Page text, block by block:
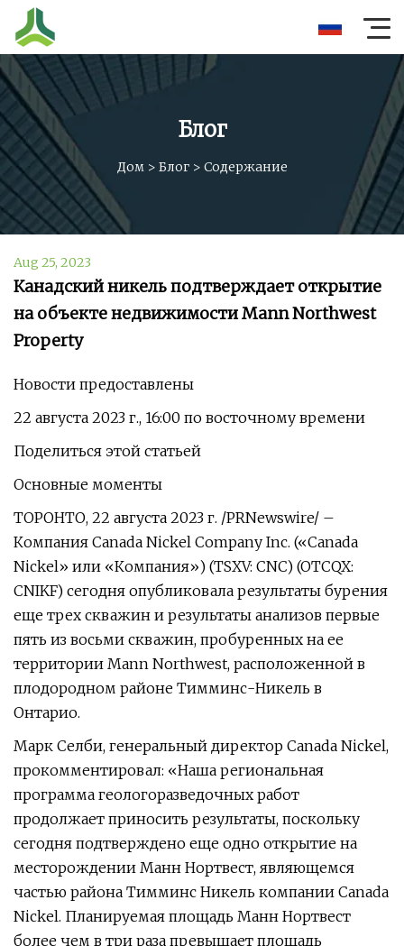
Блог
Дом > Блог> Содержание
Aug 25, 2023
Канадский никель подтверждает открытие
на объекте недвижимости Mann Northwest
Property
Новости предоставлены
22 августа 2023 г., 16:00 по восточному времени
Поделиться этой статьей
Основные моменты
ТОРОНТО, 22 августа 2023 г. /PRNewswire/ –
Компания Canada Nickel Company Inc. («Canada
Nickel» или «Компания») (TSXV: CNC) (OTCQX:
CNIKF) сегодня опубликовала результаты бурения
еще трех скважин и результаты анализов первые
пять из восьми скважин, пробуренных на ее
территории Mann Northwest, расположенной в
плодородном районе Тимминс-Никель в
Онтарио.
Марк Селби, генеральный директор Canada Nickel,
прокомментировал: «Наша региональная
программа геологоразведочных работ
продолжает приносить результаты, поскольку
сегодня подтверждено еще одно открытие на
месторождении Манн Нортвест, являющемся
частью района Тимминс Никель компании Canada
Nickel. Планируемая площадь Манн Нортвест
более чем в три раза превышает площадь